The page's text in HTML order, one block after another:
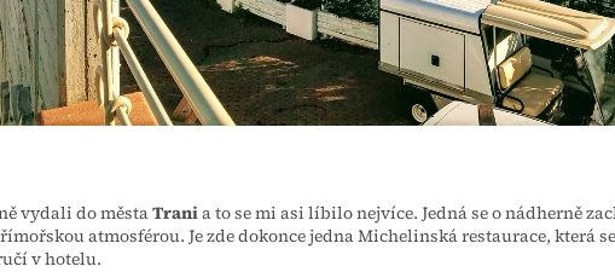
vydali do městaTrania to se mi asi líbilo nejvíce. Jedná se o nádherně
atmosférou. Je zde dokonce jedna Michelinská restaurace, která
v hotelu.